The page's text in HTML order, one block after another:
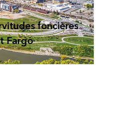
foncières
Fargo